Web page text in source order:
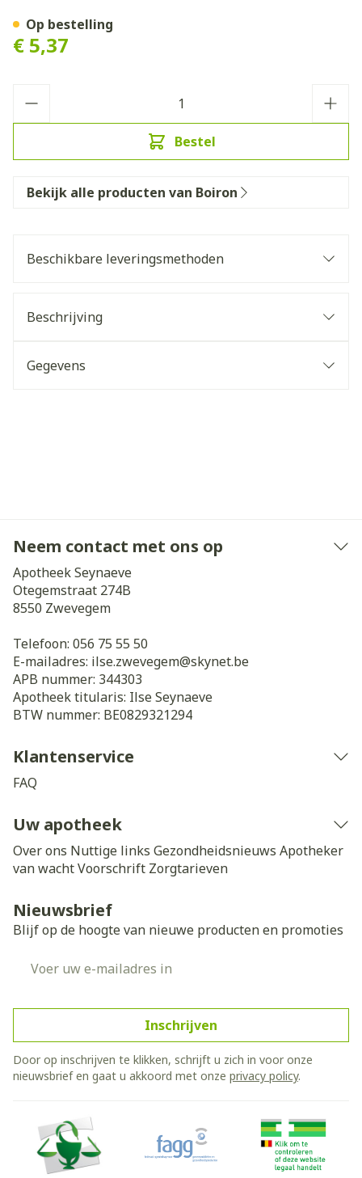
€ 5,37
Bestel
Op bestelling
Bekijk alle producten van Boiron
Beschikbare leveringsmethoden
Beschrijving
Gegevens
Neem contact met ons op
Apotheek Seynaeve
Otegemstraat 274B
8550 Zwevegem
Telefoon: 056 75 55 50
E-mailadres: ilse.zwevegem@skynet.be
APB nummer: 344303
Apotheek titularis: Ilse Seynaeve
BTW nummer: BE0829321294
Klantenservice
FAQ
Uw apotheek
Over ons Nuttige links Gezondheidsnieuws Apotheker
van wachtVoorschrift Zorgtarieven
Nieuwsbrief
Blijf op de hoogte van nieuwe producten en promoties
Inschrijven
Door op inschrijven te klikken, schrijft u zich in voor onze
nieuwsbrief en gaat u akkoord met onze privacy policy.